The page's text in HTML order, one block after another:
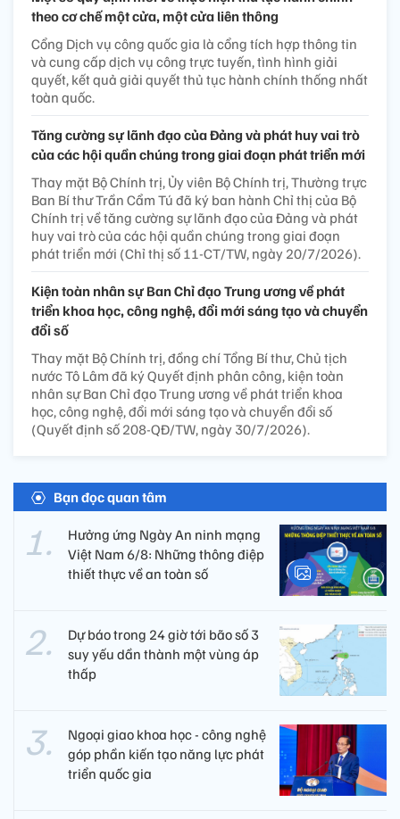
theo cơ chế một cửa, một cửa liên thông
Cổng Dịch vụ công quốc gia là cổng tích hợp thông tin
và cung cấp dịch vụ công trực tuyến, tình hình giải
quyết, kết quả giải quyết thủ tục hành chính thống nhất
toàn quốc.
Tăng cường sự lãnh đạo của Đảng và phát huy vai trò
của các hội quần chúng trong giai đoạn phát triển mới
Thay mặt Bộ Chính trị, Ủy viên Bộ Chính trị, Thường trực
Ban Bí thư Trần Cẩm Tú đã ký ban hành Chỉ thị của Bộ
Chính trị về tăng cường sự lãnh đạo của Đảng và phát
huy vai trò của các hội quần chúng trong giai đoạn
phát triển mới (Chỉ thị số 11-CT/TW, ngày 20/7/2026).
Kiện toàn nhân sự Ban Chỉ đạo Trung ương về phát
triển khoa học, công nghệ, đổi mới sáng tạo và chuyển
đổi số
Thay mặt Bộ Chính trị, đồng chí Tổng Bí thư, Chủ tịch
nước Tô Lâm đã ký Quyết định phân công, kiện toàn
nhân sự Ban Chỉ đạo Trung ương về phát triển khoa
học, công nghệ, đổi mới sáng tạo và chuyển đổi số
(Quyết định số 208-QĐ/TW, ngày 30/7/2026).
Bạn đọc quan tâm
Hưởng ứng Ngày An ninh mạng
Việt Nam 6/8: Những thông điệp
thiết thực về an toàn số
Dự báo trong 24 giờ tới bão số 3
suy yếu dần thành một vùng áp
thấp
Ngoại giao khoa học - công nghệ
góp phần kiến tạo năng lực phát
triển quốc gia